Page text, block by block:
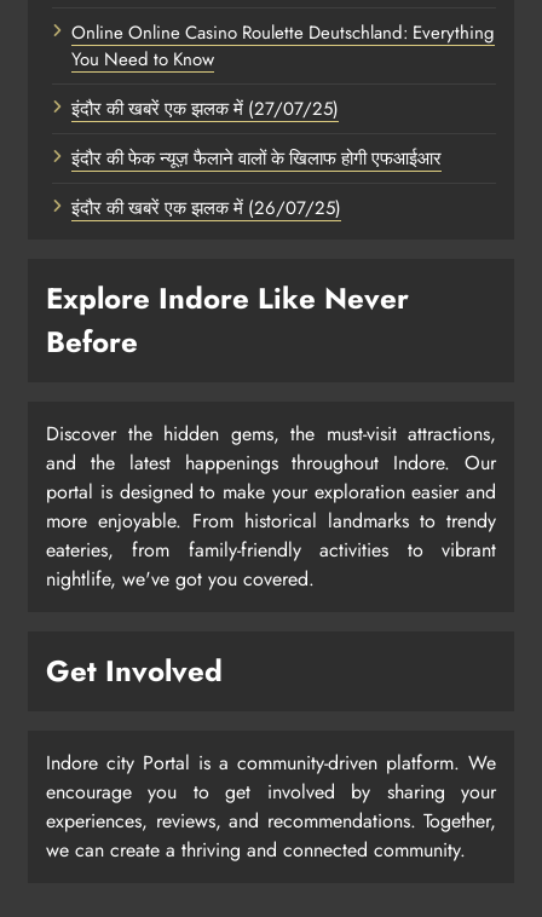
Online Online Casino Roulette Deutschland: Everything
You Need to Know
इंदौर की खबरें एक झलक में (27/07/25)
इंदौर की फेक न्यूज़ फैलाने वालों के खिलाफ होगी एफआईआर
इंदौर की खबरें एक झलक में (26/07/25)
Explore Indore Like Never
Before
Discover the hidden gems, the must-visit attractions,
and the latest happenings throughout Indore. Our
portal is designed to make your exploration easier and
more enjoyable. From historical landmarks to trendy
eateries, from family-friendly activities to vibrant
nightlife, we've got you covered.
Get Involved
Indore city Portal is a community-driven platform. We
encourage you to get involved by sharing your
experiences, reviews, and recommendations. Together,
we can create a thriving and connected community.